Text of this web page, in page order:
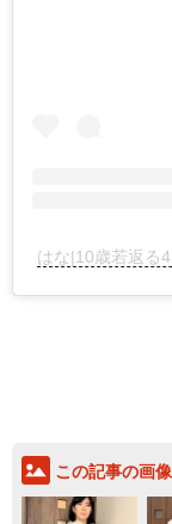
この記事の画像